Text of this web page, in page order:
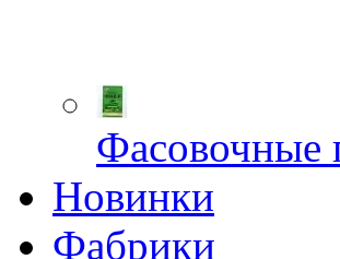
Фасовочные
Новинки
Фабрики